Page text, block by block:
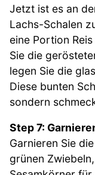
Jetzt ist es an
Lachs-Schalen
eine Portion
Sie die
legen Sie die
Diese bunten
sondern
Step 7:
Garnieren Sie
grünen